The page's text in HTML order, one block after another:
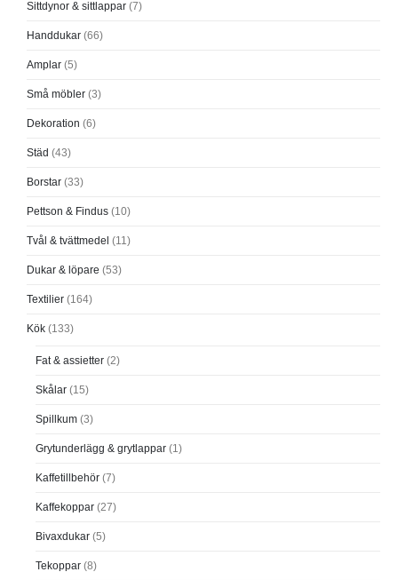
Sittdynor & sittlappar (7)
Handdukar (66)
Amplar (5)
Små möbler (3)
Dekoration (6)
Städ (43)
Borstar (33)
Pettson & Findus (10)
Tvål & tvättmedel (11)
Dukar & löpare (53)
Textilier (164)
Kök (133)
Fat & assietter (2)
Skålar (15)
Spillkum (3)
Grytunderlägg & grytlappar (1)
Kaffetillbehör (7)
Kaffekoppar (27)
Bivaxdukar (5)
Tekoppar (8)